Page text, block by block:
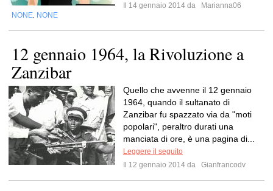
Il 14 gennaio 2014 da
Marianna06
NONE NONE
12 gennaio 1964, la Rivoluzione a
Zanzibar
Quello che avvenne il 12 gennaio
1964, quando il sultanato di
Zanzibar fu spazzato via da "moti
popolari", peraltro durati una
manciata di ore, è una pagina di...
Leggere il seguito
Il 12 gennaio 2014 da
Gianfrancodv